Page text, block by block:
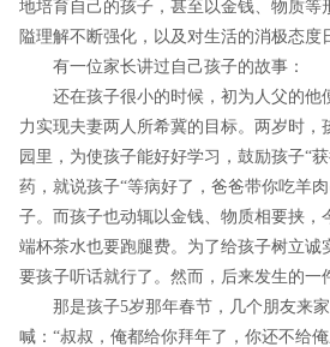
地培育自己的孩子，甚至以金钱、物质等
隘理解不断强化，以及对生活的消极态度
有一位家长讲过自己孩子的故事：
还在孩子很小的时候，初为人父的他
力实现夫妻两人所希冀的目标。两岁时
园里，为使孩子能好好学习，鼓励孩子“
药，就说孩子“等病好了，爸爸带你吃羊
子。而孩子也动辄以金钱、物质相要挟
端杯茶水也要跑腿费。为了给孩子树立
要孩子听话就行了。然而，后来发生的
那是孩子5岁那年春节，几个朋友来家
喊：“叔叔，俺都给你拜年了，你还不给